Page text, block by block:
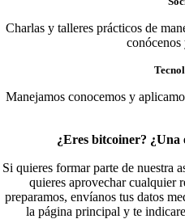
Charlas y talleres prácticos de
conócenos
Manejamos conocemos y
¿Eres bitcoiner? ¿Una
Si quieres formar parte de nuestra
quieres aprovechar cualquier
preparamos, envíanos tus datos
la página principal y te